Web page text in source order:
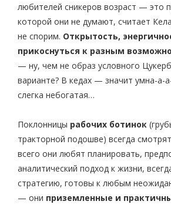
любителей сникеров возраст — это
которой они не думают, считает
не спорим. Открытость,
прикоснуться к разным
— ну, чем не образ условного
варианте? В кедах — значит умна-а-
слегка небогатая…
Поклонницы рабочих ботинок
тракторной подошве) всегда
всего они любят планировать,
аналитический подход к жизни,
стратегию, готовы к любым
— они приземленные и